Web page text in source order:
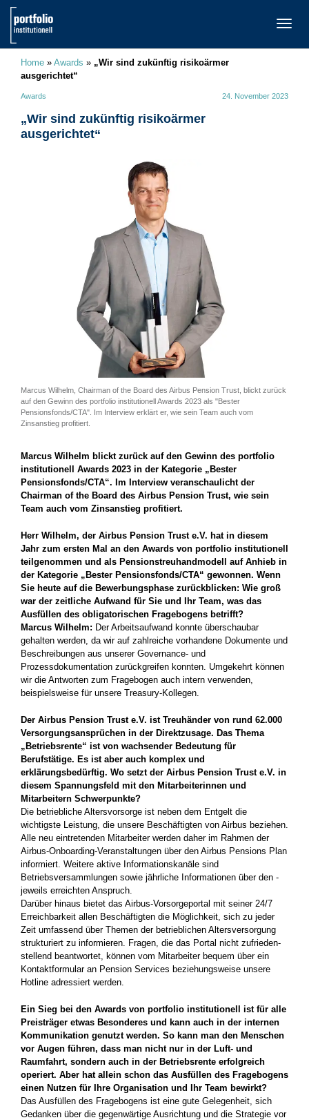
Home » Awards » „Wir sind zukünftig risikoärmer
ausgerichtet“
Awards 24. November 2023
„Wir sind zukünftig risikoärmer
ausgerichtet“
Marcus Wilhelm, Chairman of the Board des Airbus Pension Trust, blickt zurück
auf den Gewinn des portfolio institutionell Awards 2023 als "Bester
Pensionsfonds/CTA". Im Interview erklärt er, wie sein Team auch vom
Zinsanstieg profitiert.
Marcus Wilhelm blickt zurück auf den Gewinn des portfolio
institutionell Awards 2023 in der Kategorie „Bester
Pensionsfonds/CTA“. Im Interview veranschaulicht der
Chairman of the Board des Airbus Pension Trust, wie sein
Team auch vom Zinsanstieg profitiert.
Herr Wilhelm, der Airbus Pension Trust e.V. hat in diesem
Jahr zum ersten Mal an den Awards von portfolio institutionell
teilgenommen und als Pensionstreuhandmodell auf Anhieb in
der Kategorie „Bester Pensionsfonds/CTA“ gewonnen. Wenn
Sie heute auf die Bewerbungsphase zurückblicken: Wie groß
war der zeitliche Aufwand für Sie und Ihr Team, was das
Ausfüllen des obligatorischen Fragebogens betrifft?
Marcus Wilhelm: Der Arbeitsaufwand konnte überschaubar
gehalten werden, da wir auf zahlreiche ­vorhandene Dokumente und
Beschreibungen aus unserer Governance- und
Prozessdokumentation zurückgreifen konnten. Umgekehrt können
wir die Antworten zum Fragebogen auch intern verwenden,
beispielsweise für unsere Treasury-Kollegen.
Der Airbus Pension Trust e.V. ist Treu­händer von rund 62.000
Versorgungs­ansprüchen in der Direktzusage. Das ­Thema
„Betriebsrente“ ist von wachsender Bedeutung für
Berufstätige. Es ist aber auch komplex und
erklärungsbedürftig. Wo setzt der Airbus Pension Trust e.V. in
diesem Spannungsfeld mit den Mitarbeiterinnen und
Mitarbeitern Schwerpunkte?
Die betriebliche Altersvorsorge ist neben dem Entgelt die
wichtigste Leistung, die ­unsere Beschäftigten von Airbus beziehen.
Alle neu eintretenden Mitarbeiter werden daher im Rahmen der
Airbus-Onboarding-Veranstaltungen über den Airbus Pensions Plan
informiert. Weitere aktive Informa­tionskanäle sind
Betriebsversammlungen ­sowie jährliche Informationen über den ­
jeweils erreichten Anspruch.
Darüber hinaus bietet das Airbus-Vorsorgeportal mit seiner 24/7
Erreichbarkeit allen Beschäftigten die Möglichkeit, sich zu jeder
Zeit umfassend über Themen der betrieb­lichen Altersversorgung
strukturiert zu ­informieren. Fragen, die das Portal nicht zufrieden­
stellend beantwortet, können vom Mitarbeiter bequem über ein
Kontakt­formular an Pension Services beziehungsweise unsere
Hotline adressiert werden.
Ein Sieg bei den Awards von portfolio institutionell ist für alle
Preisträger etwas Besonderes und kann auch in der internen
Kommunikation genutzt werden. So kann man den Menschen
vor Augen führen, dass man nicht nur in der Luft- und
Raumfahrt, sondern auch in der Betriebsrente erfolgreich
operiert. Aber hat allein schon das Ausfüllen des Fragebogens
einen Nutzen für ­Ihre Organisation und Ihr Team bewirkt?
Das Ausfüllen des Fragebogens ist eine gute Gelegenheit, sich
Gedanken über die gegenwärtige Ausrichtung und die Strategie vor